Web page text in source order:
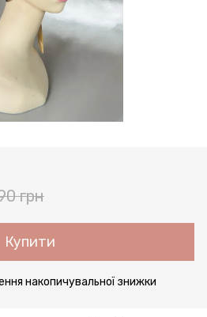
грн
Купити
накопичувальної знижки